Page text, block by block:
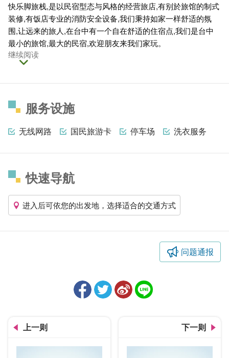
快乐脚旅栈,是以民宿型态与风格的经营旅店,有别於旅馆的制式
装修,有饭店专业的消防安全设备,我们秉持如家一样舒适的氛
围,让远来的旅人,在台中有一个自在舒适的住宿点,我们是台中
最小的旅馆,最大的民宿,欢迎朋友来我们家玩。
继续阅读
服务设施
无线网路 国民旅游卡 停车场 洗衣服务
快速导航
进入后可依您的出发地，选择适合的交通方式
问题通报
上一则 下一则